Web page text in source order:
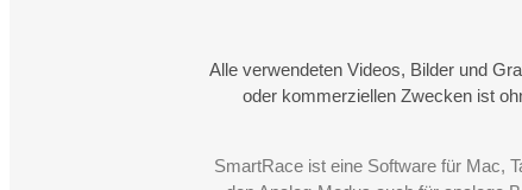
Alle verwendeten Videos, Bilder und
oder kommerziellen Zwecken ist
SmartRace ist eine Software für Mac,